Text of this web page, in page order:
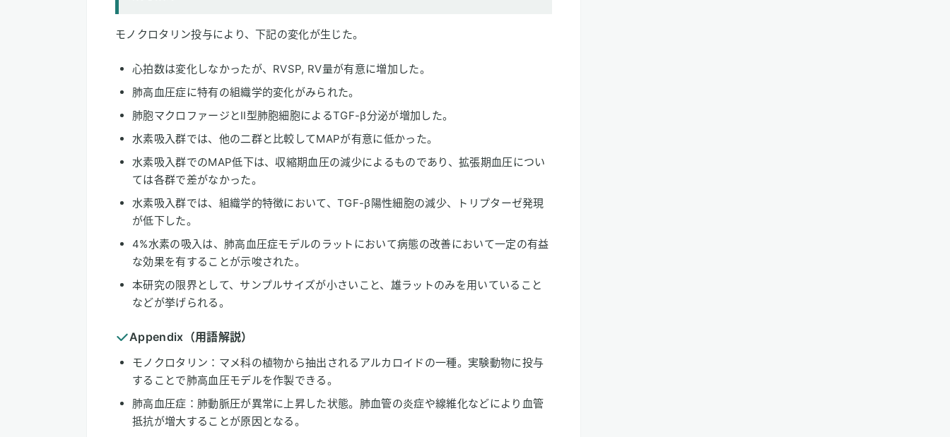
モノクロタリン投与により、下記の変化が生じた。
心拍数は変化しなかったが、RVSP, RV量が有意に増加した。
肺高血圧症に特有の組織学的変化がみられた。
肺胞マクロファージとⅡ型肺胞細胞によるTGF-β分泌が増加した。
水素吸入群では、他の二群と比較してMAPが有意に低かった。
水素吸入群でのMAP低下は、収縮期血圧の減少によるものであり、拡張期血圧につい
ては各群で差がなかった。
水素吸入群では、組織学的特徴において、TGF-β陽性細胞の減少、トリプターゼ発現
が低下した。
4%水素の吸入は、肺高血圧症モデルのラットにおいて病態の改善において一定の有益
な効果を有することが示唆された。
本研究の限界として、サンプルサイズが小さいこと、雄ラットのみを用いていること
などが挙げられる。
Appendix（用語解説）
モノクロタリン：マメ科の植物から抽出されるアルカロイドの一種。実験動物に投与
することで肺高血圧モデルを作製できる。
肺高血圧症：肺動脈圧が異常に上昇した状態。肺血管の炎症や線維化などにより血管
抵抗が増大することが原因となる。